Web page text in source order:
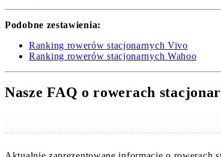
Podobne zestawienia:
Ranking rowerów stacjonarnych Vivo
Ranking rowerów stacjonarnych Wahoo
Nasze FAQ o rowerach